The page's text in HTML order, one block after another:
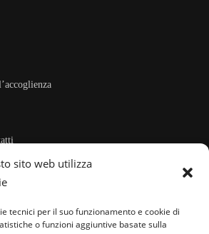
sito web utilizza
tecnici per il suo funzionamento e cookie di
o funzioni aggiuntive basate sulla